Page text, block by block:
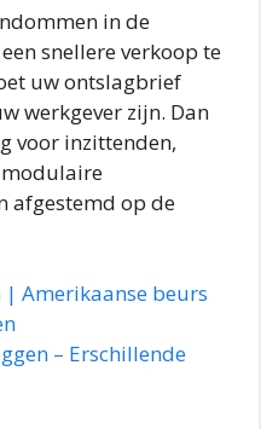
in de
snellere verkoop te
uw ontslagbrief
werkgever zijn. Dan
voor inzittenden,
afgestemd op de
Amerikaanse beurs
– Erschillende